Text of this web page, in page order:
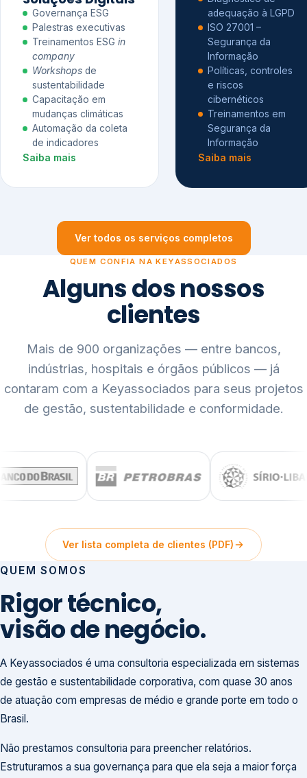
Governança ESG
Palestras executivas
Treinamentos ESG in
company
Workshops de
sustentabilidade
Capacitação em
mudanças climáticas
Automação da coleta
de indicadores
Saiba mais
adequação à LGPD
ISO 27001 –
Segurança da
Informação
Políticas, controles
e riscos
cibernéticos
Treinamentos em
Segurança da
Informação
Saiba mais
Ver todos os serviços completos
QUEM CONFIA NA KEYASSOCIADOS
Alguns dos nossos
clientes
Mais de 900 organizações — entre bancos,
indústrias, hospitais e órgãos públicos — já
contaram com a Keyassociados para seus projetos
de gestão, sustentabilidade e conformidade.
Ver lista completa de clientes (PDF)
QUEM SOMOS
Rigor técnico,
visão de negócio.
A Keyassociados é uma consultoria especializada em sistemas
de gestão e sustentabilidade corporativa, com quase 30 anos
de atuação com empresas de médio e grande porte em todo o
Brasil.
Não prestamos consultoria para preencher relatórios.
Estruturamos a sua governança para que ela seja a maior força